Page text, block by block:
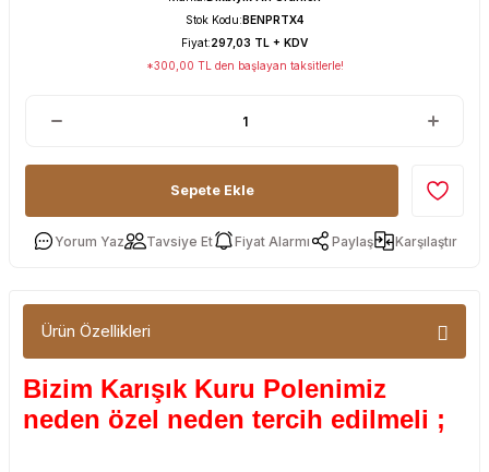
Stok Kodu:BENPRTX4
Fiyat:297,03 TL + KDV
*300,00 TL den başlayan taksitlerle!
Sepete Ekle
Yorum Yaz Tavsiye Et Fiyat Alarmı Paylaş Karşılaştır
Ürün Özellikleri
Bizim Karışık Kuru Polenimiz
neden özel neden tercih edilmeli ;